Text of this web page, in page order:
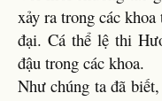
xảy ra trong các
đại. Cá thể lệ thi
đậu trong các khoa.
Như chúng ta đã